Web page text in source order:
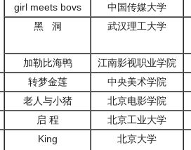
girl meets bovs
中国传媒大学
黑
洞 武汉理工大学
加勒比海鸭
江南影视职业学院
转梦金莲
中央美术学院
老人与小猪
北京电影学院
启 程
北京工业大学
King 北京大学